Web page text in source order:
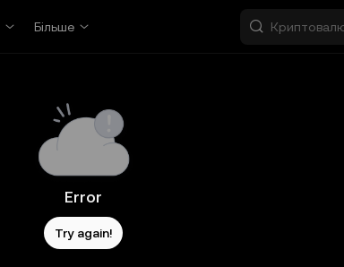
Більше
Error
Try again!